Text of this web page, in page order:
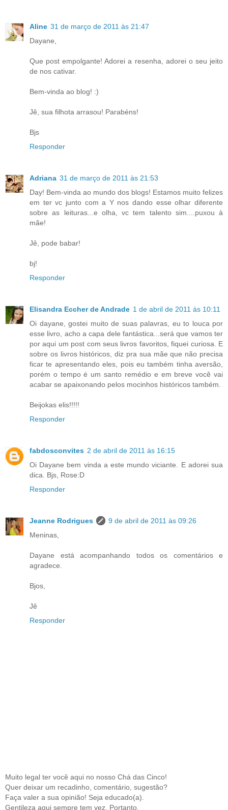
Aline 31 de março de 2011 às 21:47
Dayane,
Que post empolgante! Adorei a resenha, adorei o seu jeito
de nos cativar.
Bem-vinda ao blog! :)
Jê, sua filhota arrasou! Parabéns!
Bjs
Responder
Adriana 31 de março de 2011 às 21:53
Day! Bem-vinda ao mundo dos blogs! Estamos muito felizes
em ter vc junto com a Y nos dando esse olhar diferente
sobre as leituras...e olha, vc tem talento sim....puxou à
mãe!
Jê, pode babar!
bj!
Responder
Elisandra Eccher de Andrade 1 de abril de 2011 às 10:11
Oi dayane, gostei muito de suas palavras, eu to louca por
esse livro, acho a capa dele fantástica...será que vamos ter
por aqui um post com seus livros favoritos, fiquei curiosa. E
sobre os livros históricos, diz pra sua mãe que não precisa
ficar te apresentando eles, pois eu também tinha aversão,
porém o tempo é um santo remédio e em breve você vai
acabar se apaixonando pelos mocinhos históricos também.
Beijokas elis!!!!!
Responder
fabdosconvites 2 de abril de 2011 às 16:15
Oi Dayane bem vinda a este mundo viciante. E adorei sua
dica. Bjs, Rose:D
Responder
Jeanne Rodrigues
9 de abril de 2011 às 09:26
Meninas,
Dayane está acompanhando todos os comentários e
agradece.
Bjos,
Jê
Responder
Muito legal ter você aqui no nosso Chá das Cinco!
Quer deixar um recadinho, comentário, sugestão?
Faça valer a sua opinião! Seja educado(a).
Gentileza aqui sempre tem vez. Portanto,